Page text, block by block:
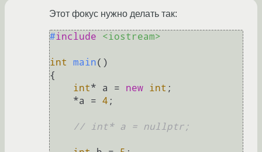
Этот фокус нужно делать так:
#include <iostream>
int main()
{
int* a = new int ;
    *a =
4 ;
// int* a = nullptr;